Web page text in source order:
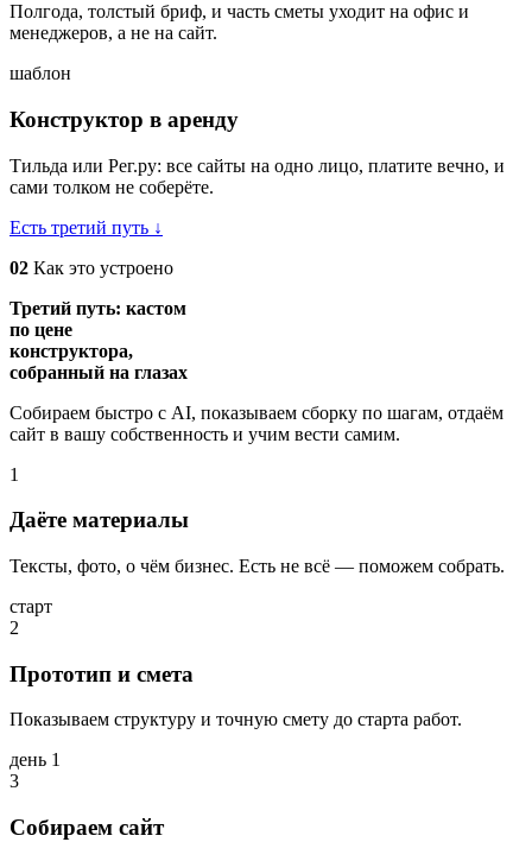
Полгода, толстый бриф, и часть сметы уходит на офис и
менеджеров, а не на сайт.
шаблон
Конструктор в аренду
Тильда или Рег.ру: все сайты на одно лицо, платите вечно, и
сами толком не соберёте.
Есть третий путь ↓
02 Как это устроено
Третий путь: кастом
по цене
конструктора,
собранный на глазах
Собираем быстро с AI, показываем сборку по шагам, отдаём
сайт в вашу собственность и учим вести самим.
1
Даёте материалы
Тексты, фото, о чём бизнес. Есть не всё — поможем собрать.
старт
2
Прототип и смета
Показываем структуру и точную смету до старта работ.
день 1
3
Собираем сайт